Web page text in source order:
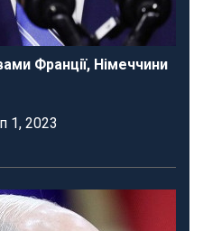
Франції, Німеччини
1, 2023